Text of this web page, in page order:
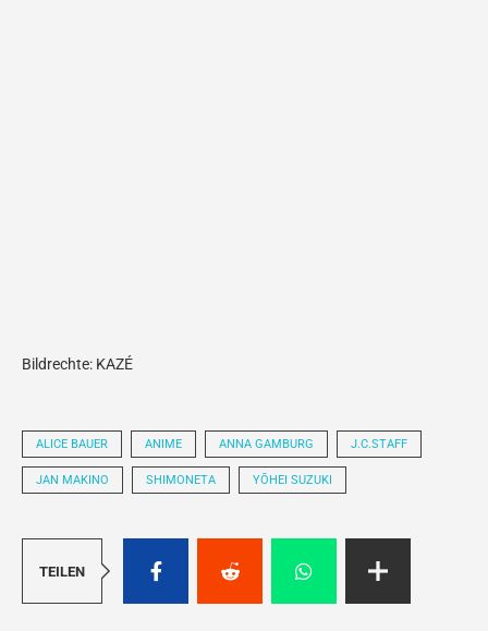
Bildrechte: KAZÉ
ALICE BAUER ANIME ANNA GAMBURG J.C.STAFF
JAN MAKINO SHIMONETA YŌHEI SUZUKI
TEILEN